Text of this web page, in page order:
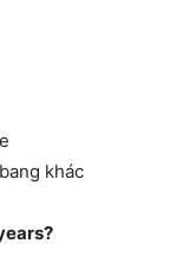
khác